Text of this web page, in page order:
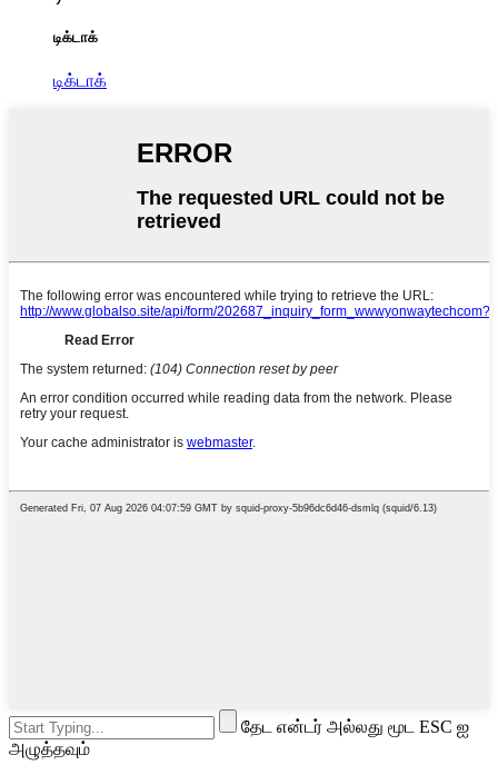
டிக்டாக்
டிக்டாக்
தேட என்டர் அல்லது மூட ESC ஐ
அழுத்தவும்